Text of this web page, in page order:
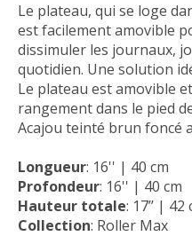
Le plateau, qui se loge
est facilement amovible
dissimuler les journaux,
quotidien. Une solution
Le plateau est amovible
rangement dans le pied
Acajou teinté brun foncé
Longueur: 16'' | 40 cm
Profondeur: 16'' | 40 cm
Hauteur totale: 17’’ | 42
Collection: Roller Max